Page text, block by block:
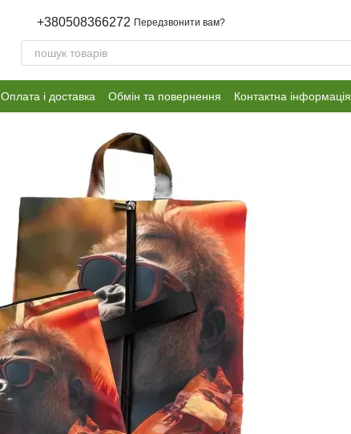
+380508366272 Передзвонити вам?
Оплата і доставка Обмін та повернення Контактна інформація